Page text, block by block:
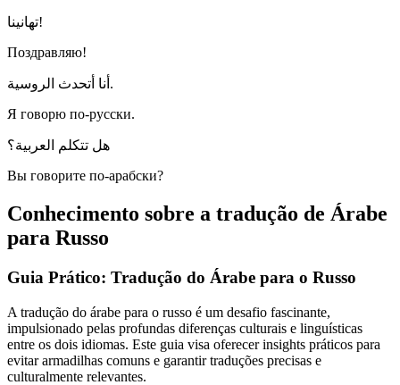
تهانينا!
Поздравляю!
أنا أتحدث الروسية.
Я говорю по-русски.
هل تتكلم العربية؟
Вы говорите по-арабски?
Conhecimento sobre a tradução de Árabe
para Russo
Guia Prático: Tradução do Árabe para o Russo
A tradução do árabe para o russo é um desafio fascinante,
impulsionado pelas profundas diferenças culturais e linguísticas
entre os dois idiomas. Este guia visa oferecer insights práticos para
evitar armadilhas comuns e garantir traduções precisas e
culturalmente relevantes.